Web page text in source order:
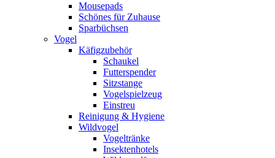
Mousepads
Schönes für Zuhause
Sparbüchsen
Vogel
Käfigzubehör
Schaukel
Futterspender
Sitzstange
Vogelspielzeug
Einstreu
Reinigung & Hygiene
Wildvogel
Vogeltränke
Insektenhotels